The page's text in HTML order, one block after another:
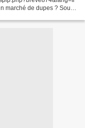
marché de dupes ? Sous